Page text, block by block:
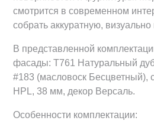
смотрится в современном
собрать аккуратную,
В представленной
фасады: Т761 Натуральный
#183 (масловоск Бесцветный),
HPL, 38 мм, декор Версаль.
Особенности комплектации: